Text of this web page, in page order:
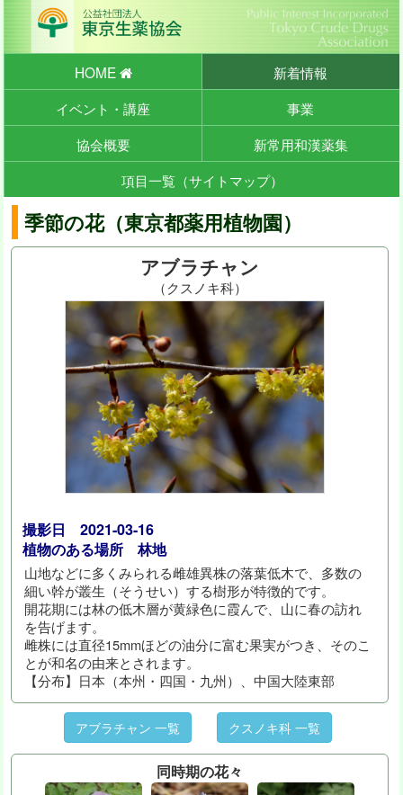
HOME
新着情報
イベント・講座
事業
協会概要
新常用和漢薬集
項目一覧（サイトマップ）
季節の花（東京都薬用植物園）
アブラチャン
（クスノキ科）
撮影日 2021-03-16
植物のある場所 林地
山地などに多くみられる雌雄異株の落葉低木で、多数の
細い幹が叢生（そうせい）する樹形が特徴的です。
開花期には林の低木層が黄緑色に霞んで、山に春の訪れ
を告げます。
雌株には直径15mmほどの油分に富む果実がつき、そのこ
とが和名の由来とされます。
【分布】日本（本州・四国・九州）、中国大陸東部
アブラチャン 一覧 クスノキ科 一覧
同時期の花々